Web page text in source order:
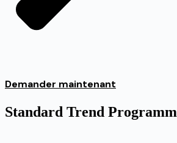
Demander maintenant
Standard Trend Programm